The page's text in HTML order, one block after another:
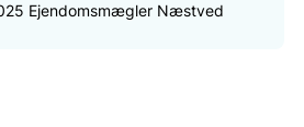
Ejendomsmægler Næstved